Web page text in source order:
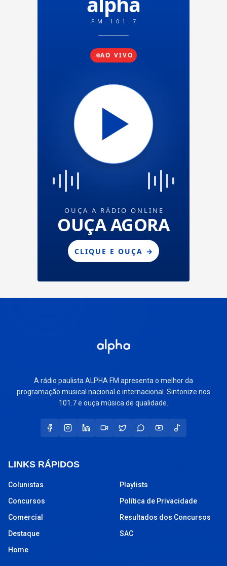
A rádio paulista ALPHA FM apresenta o melhor da
programação musical nacional e internacional. Sintonize nos
101.7 e ouça música de qualidade.
LINKS RÁPIDOS
Colunistas
Concursos
Comercial
Destaque
Home
Playlists
Política de Privacidade
Resultados dos Concursos
SAC